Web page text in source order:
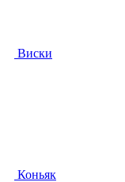
Виски
Коньяк